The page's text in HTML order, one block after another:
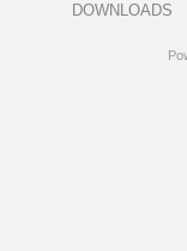
DOWNLOADS